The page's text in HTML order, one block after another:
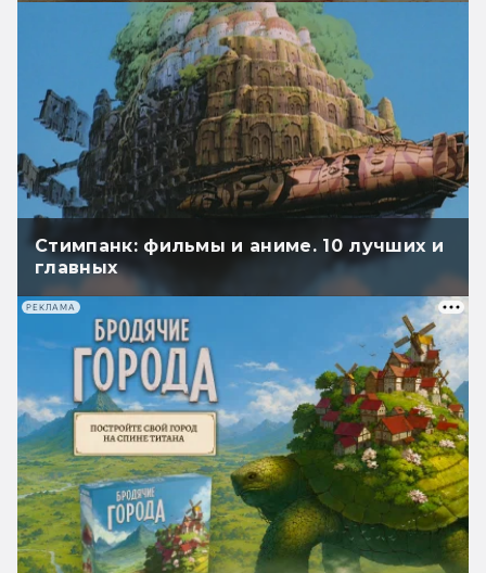
Стимпанк: фильмы и аниме. 10 лучших и
главных
РЕКЛАМА